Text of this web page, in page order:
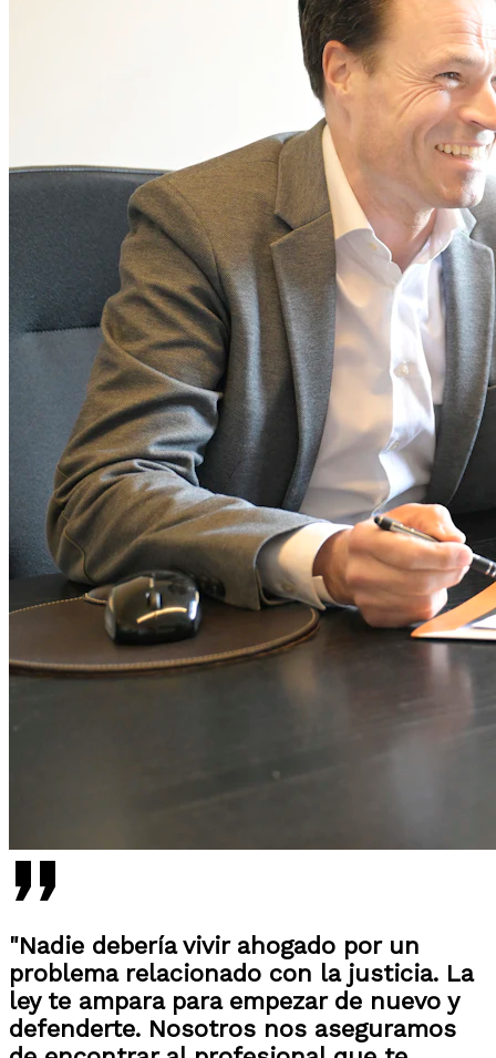
"Nadie debería vivir ahogado por un
problema relacionado con la justicia. La
ley te ampara para empezar de nuevo y
defenderte. Nosotros nos aseguramos